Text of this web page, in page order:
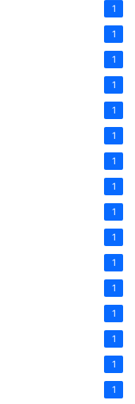
1
1
1
1
1
1
1
1
1
1
1
1
1
1
1
1